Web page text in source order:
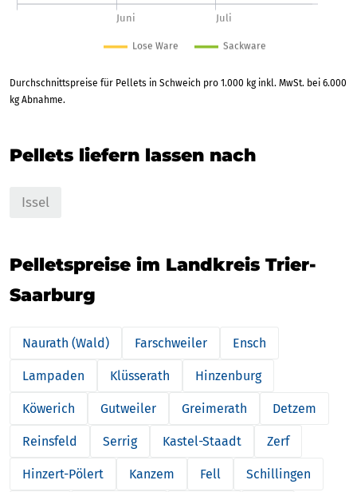
Durchschnittspreise für Pellets in Schweich pro 1.000 kg inkl. MwSt. bei 6.000
kg Abnahme.
Pellets liefern lassen nach
Issel
Pelletspreise im Landkreis Trier-
Saarburg
Naurath (Wald) Farschweiler Ensch
Lampaden Klüsserath Hinzenburg
Köwerich Gutweiler Greimerath Detzem
Reinsfeld Serrig Kastel-Staadt Zerf
Hinzert-Pölert Kanzem Fell Schillingen